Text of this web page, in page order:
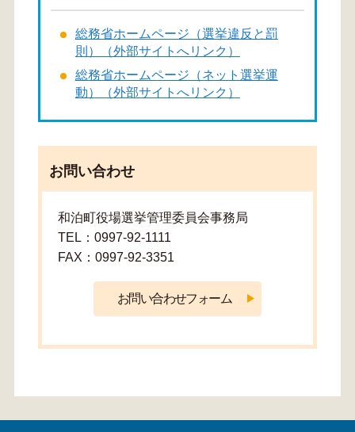
総務省ホームページ（選挙違反と罰
則）（外部サイトへリンク）
総務省ホームページ（ネット選挙運
動）（外部サイトへリンク）
お問い合わせ
和泊町役場選挙管理委員会事務局
TEL：0997-92-1111
FAX：0997-92-3351